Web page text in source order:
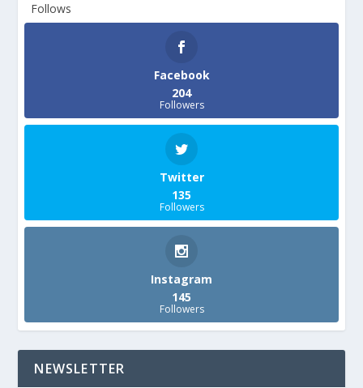
Follows
Facebook
204
Followers
Twitter
135
Followers
Instagram
145
Followers
NEWSLETTER